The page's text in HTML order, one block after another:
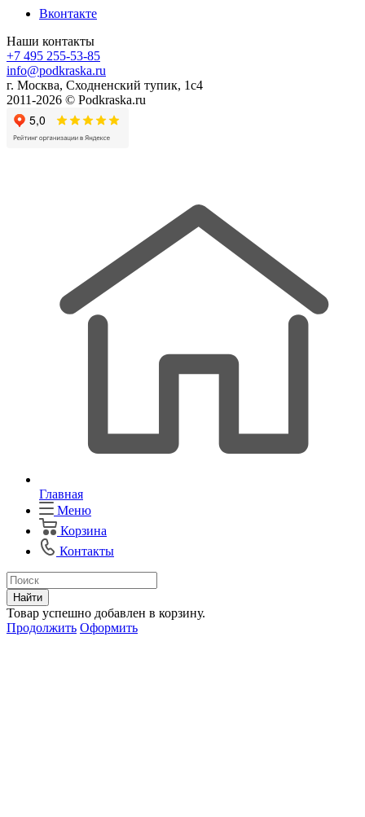
Вконтакте
Наши контакты
+7 495 255-53-85
info@podkraska.ru
г. Москва, Сходненский тупик, 1с4
2011-2026 © Podkraska.ru
Главная
Меню
Корзина
Контакты
Найти
Товар успешно добавлен в корзину.
Продолжить Оформить